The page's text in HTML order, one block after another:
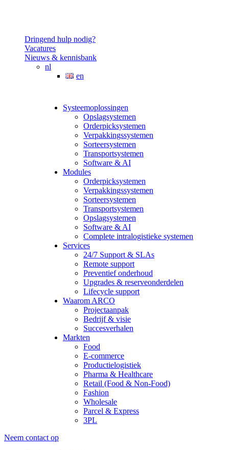
Dringend hulp nodig?
Vacatures
Nieuws & kennisbank
nl
en
Systeemoplossingen
Opslagsystemen
Orderpicksystemen
Verpakkingssystemen
Sorteersystemen
Transportsystemen
Software & AI
Modules
Orderpicksystemen
Verpakkingssystemen
Sorteersystemen
Transportsystemen
Opslagsystemen
Software & AI
Complete intralogistieke systemen
Services
24/7 Support & SLAs
Remote support
Preventief onderhoud
Upgrades & reserveonderdelen
Lifecycle support
Waarom ARCO
Projectaanpak
Bedrijf & visie
Succesverhalen
Markten
Food
E-commerce
Productielogistiek
Pharma & Healthcare
Retail (Food & Non-Food)
Fashion
Wholesale
Parcel & Express
3PL
Neem contact op